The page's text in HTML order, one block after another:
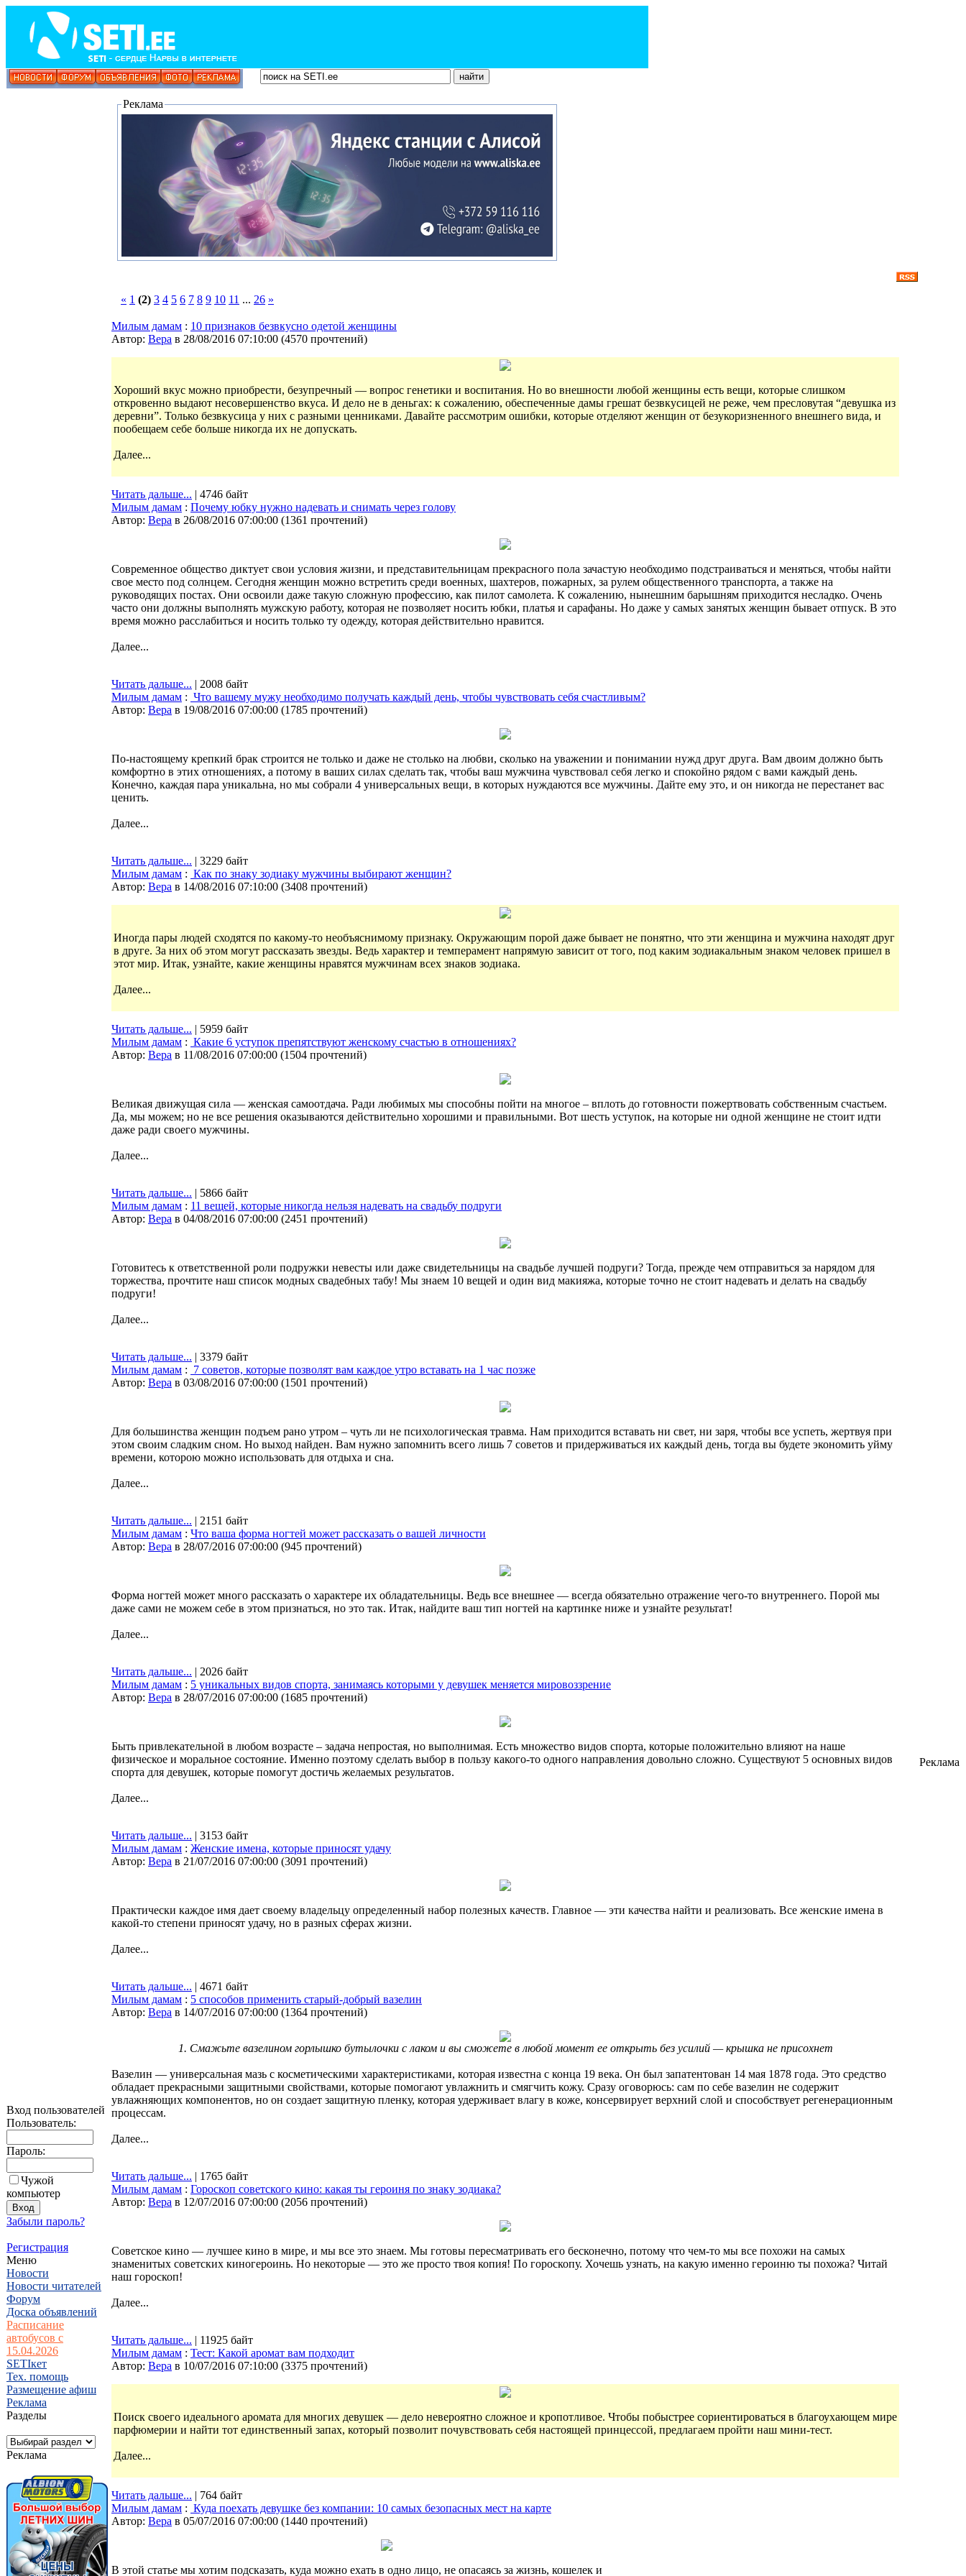
Вход пользователей
Пользователь:
Пароль:
Чужой
компьютер
Забыли пароль?
Регистрация
Меню
Новости
Новости читателей
Форум
Доска объявлений
Расписание
автобусов с
15.04.2026
SETIкет
Тех. помощь
Размещение афиш
Реклама
Разделы
Реклама
Реклама
« 1 (2) 3 4 5 6 7 8 9 10 11 ... 26 »
Милым дамам : 10 признаков безвкусно одетой женщины
Автор: Bepa в 28/08/2016 07:10:00 (4570 прочтений)
Хороший вкус можно приобрести, безупречный — вопрос генетики и воспитания. Но во внешности любой женщины есть вещи, которые слишком
откровенно выдают несовершенство вкуса. И дело не в деньгах: к сожалению, обеспеченные дамы грешат безвкусицей не реже, чем пресловутая “девушка из
деревни”. Только безвкусица у них с разными ценниками. Давайте рассмотрим ошибки, которые отделяют женщин от безукоризненного внешнего вида, и
пообещаем себе больше никогда их не допускать.
Далее...
Читать дальше... | 4746 байт
Милым дамам : Почему юбку нужно надевать и снимать через голову
Автор: Bepa в 26/08/2016 07:00:00 (1361 прочтений)
Современное общество диктует свои условия жизни, и представительницам прекрасного пола зачастую необходимо подстраиваться и меняться, чтобы найти
свое место под солнцем. Сегодня женщин можно встретить среди военных, шахтеров, пожарных, за рулем общественного транспорта, а также на
руководящих постах. Они освоили даже такую сложную профессию, как пилот самолета. К сожалению, нынешним барышням приходится несладко. Очень
часто они должны выполнять мужскую работу, которая не позволяет носить юбки, платья и сарафаны. Но даже у самых занятых женщин бывает отпуск. В это
время можно расслабиться и носить только ту одежду, которая действительно нравится.
Далее...
Читать дальше... | 2008 байт
Милым дамам : Что вашему мужу необходимо получать каждый день, чтобы чувствовать себя счастливым?
Автор: Bepa в 19/08/2016 07:00:00 (1785 прочтений)
По-настоящему крепкий брак строится не только и даже не столько на любви, сколько на уважении и понимании нужд друг друга. Вам двоим должно быть
комфортно в этих отношениях, а потому в ваших силах сделать так, чтобы ваш мужчина чувствовал себя легко и спокойно рядом с вами каждый день.
Конечно, каждая пара уникальна, но мы собрали 4 универсальных вещи, в которых нуждаются все мужчины. Дайте ему это, и он никогда не перестанет вас
ценить.
Далее...
Читать дальше... | 3229 байт
Милым дамам : Как по знаку зодиаку мужчины выбирают женщин?
Автор: Bepa в 14/08/2016 07:10:00 (3408 прочтений)
Иногда пары людей сходятся по какому-то необъяснимому признаку. Окружающим порой даже бывает не понятно, что эти женщина и мужчина находят друг
в друге. За них об этом могут рассказать звезды. Ведь характер и темперамент напрямую зависит от того, под каким зодиакальным знаком человек пришел в
этот мир. Итак, узнайте, какие женщины нравятся мужчинам всех знаков зодиака.
Далее...
Читать дальше... | 5959 байт
Милым дамам : Какие 6 уступок препятствуют женскому счастью в отношениях?
Автор: Bepa в 11/08/2016 07:00:00 (1504 прочтений)
Великая движущая сила — женская самоотдача. Ради любимых мы способны пойти на многое – вплоть до готовности пожертвовать собственным счастьем.
Да, мы можем; но не все решения оказываются действительно хорошими и правильными. Вот шесть уступок, на которые ни одной женщине не стоит идти
даже ради своего мужчины.
Далее...
Читать дальше... | 5866 байт
Милым дамам : 11 вещей, которые никогда нельзя надевать на свадьбу подруги
Автор: Bepa в 04/08/2016 07:00:00 (2451 прочтений)
Готовитесь к ответственной роли подружки невесты или даже свидетельницы на свадьбе лучшей подруги? Тогда, прежде чем отправиться за нарядом для
торжества, прочтите наш список модных свадебных табу! Мы знаем 10 вещей и один вид макияжа, которые точно не стоит надевать и делать на свадьбу
подруги!
Далее...
Читать дальше... | 3379 байт
Милым дамам : 7 советов, которые позволят вам каждое утро вставать на 1 час позже
Автор: Bepa в 03/08/2016 07:00:00 (1501 прочтений)
Для большинства женщин подъем рано утром – чуть ли не психологическая травма. Нам приходится вставать ни свет, ни заря, чтобы все успеть, жертвуя при
этом своим сладким сном. Но выход найден. Вам нужно запомнить всего лишь 7 советов и придерживаться их каждый день, тогда вы будете экономить уйму
времени, которою можно использовать для отдыха и сна.
Далее...
Читать дальше... | 2151 байт
Милым дамам : Что ваша форма ногтей может рассказать о вашей личности
Автор: Bepa в 28/07/2016 07:00:00 (945 прочтений)
Форма ногтей может много рассказать о характере их обладательницы. Ведь все внешнее — всегда обязательно отражение чего-то внутреннего. Порой мы
даже сами не можем себе в этом признаться, но это так. Итак, найдите ваш тип ногтей на картинке ниже и узнайте результат!
Далее...
Читать дальше... | 2026 байт
Милым дамам : 5 уникальных видов спорта, занимаясь которыми у девушек меняется мировоззрение
Автор: Bepa в 28/07/2016 07:00:00 (1685 прочтений)
Быть привлекательной в любом возрасте – задача непростая, но выполнимая. Есть множество видов спорта, которые положительно влияют на наше
физическое и моральное состояние. Именно поэтому сделать выбор в пользу какого-то одного направления довольно сложно. Существуют 5 основных видов
спорта для девушек, которые помогут достичь желаемых результатов.
Далее...
Читать дальше... | 3153 байт
Милым дамам : Женские имена, которые приносят удачу
Автор: Bepa в 21/07/2016 07:00:00 (3091 прочтений)
Практически каждое имя дает своему владельцу определенный набор полезных качеств. Главное — эти качества найти и реализовать. Все женские имена в
какой-то степени приносят удачу, но в разных сферах жизни.
Далее...
Читать дальше... | 4671 байт
Милым дамам : 5 способов применить старый-добрый вазелин
Автор: Bepa в 14/07/2016 07:00:00 (1364 прочтений)
1. Смажьте вазелином горлышко бутылочки с лаком и вы сможете в любой момент ее открыть без усилий — крышка не присохнет
Вазелин — универсальная мазь с косметическими характеристиками, которая известна с конца 19 века. Он был запатентован 14 мая 1878 года. Это средство
обладает прекрасными защитными свойствами, которые помогают увлажнить и смягчить кожу. Сразу оговорюсь: сам по себе вазелин не содержит
увлажняющих компонентов, но он создает защитную пленку, которая удерживает влагу в коже, консервирует верхний слой и способствует регенерационным
процессам.
Далее...
Читать дальше... | 1765 байт
Милым дамам : Гороскоп советского кино: какая ты героиня по знаку зодиака?
Автор: Bepa в 12/07/2016 07:00:00 (2056 прочтений)
Советское кино — лучшее кино в мире, и мы все это знаем. Мы готовы пересматривать его бесконечно, потому что чем-то мы все похожи на самых
знаменитых советских киногероинь. Но некоторые — это же просто твоя копия! По гороскопу. Хочешь узнать, на какую именно героиню ты похожа? Читай
наш гороскоп!
Далее...
Читать дальше... | 11925 байт
Милым дамам : Тест: Какой аромат вам подходит
Автор: Bepa в 10/07/2016 07:10:00 (3375 прочтений)
Поиск своего идеального аромата для многих девушек — дело невероятно сложное и кропотливое. Чтобы побыстрее сориентироваться в благоухающем мире
парфюмерии и найти тот единственный запах, который позволит почувствовать себя настоящей принцессой, предлагаем пройти наш мини-тест.
Далее...
Читать дальше... | 764 байт
Милым дамам : Куда поехать девушке без компании: 10 самых безопасных мест на карте
Автор: Bepa в 05/07/2016 07:00:00 (1440 прочтений)
В этой статье мы хотим подсказать, куда можно ехать в одно лицо, не опасаясь за жизнь, кошелек и
Реклама